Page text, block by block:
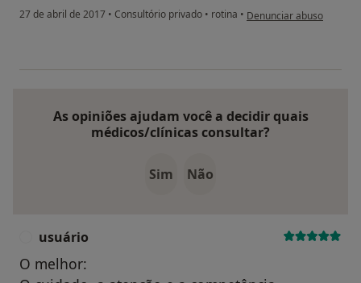
27 de abril de 2017 • Consultório privado • rotina • na opinião do utilizador
Denunciar abuso
As opiniões ajudam você a decidir quais
médicos/clínicas consultar?
Sim Não
usuário
O melhor: